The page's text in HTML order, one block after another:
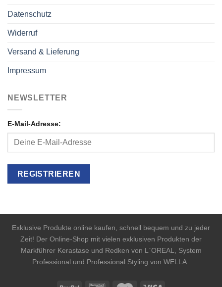
Datenschutz
Widerruf
Versand & Lieferung
Impressum
NEWSLETTER
E-Mail-Adresse:
Exklusive Produkte online kaufen, schnell bequem und zu jeder
Zeit! Der Online-Shop mit vielen exklusiven Produkten der
Markführer Kerastase und Redken von L`OREAL, System
Professional und Professional Styling von WELLA .